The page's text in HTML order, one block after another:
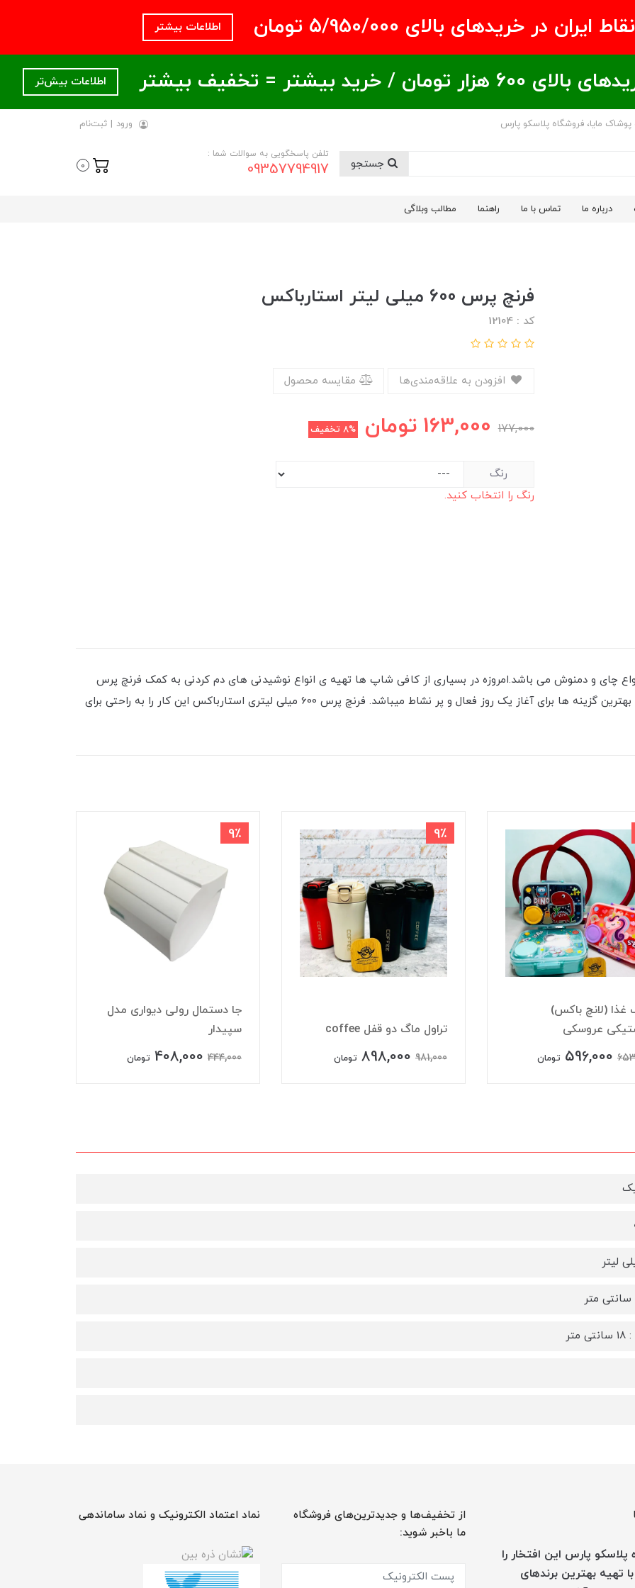
در خریدهای بالای ۵/950/000 تومان اطلاعات بیشتر
بیشتر = تخفیف بیشتر اطلاعات بیش‌تر
پوشاک مایا، فروشگاه پلاسکو پارس ورود | ثبت‌نام
تلفن پاسخگویی به سوالات شما :
09357794917
0
درباره ما تماس با ما راهنما مطالب وبلاگی
فرنچ پرس 600 میلی لیتر استارباکس
کد : 12104
مقایسه محصول
177,000
163,000 تومان 8% تخفیف
رنگ
رنگ را انتخاب کنید.
چای و دمنوش می باشد.امروزه در بسیاری از کافی شاپ ها تهیه ی انواع نوشیدنی های دم کردنی به کمک فرنچ پرس
انجام می شود.نوشیدن یک فنجان دمنوش تازه یکی از بهترین گزینه ها برای آغاز یک روز فعال و پر نشاط میباشد. فرنچ پرس 600 میلی لیتری استارباکس این کار را به راحتی برای
غذا (لانچ باکس)
عروسکی
596,000 تومان
9٪
تراول ماگ دو قفل coffee
981,000
898,000 تومان
9٪
جا دستمال رولی دیواری مدل
سپیدار
444,000
408,000 تومان
متر
پلاسکو پارس این افتخار را
تهیه بهترین برندهای
از تخفیف‌ها و جدیدترین‌های فروشگاه
ما باخبر شوید:
نماد اعتماد الکترونیک و نماد ساماندهی